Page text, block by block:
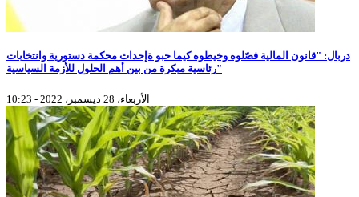
دربال: "قانون المالية فصّلوه وخيطوه كيما حبو ةإحداث محكمة دستورية وانتخابات
رئاسية مبكرة من بين أهم الحلول للأزمة السياسية"
الأربعاء، 28 ديسمبر، 2022 - 10:23